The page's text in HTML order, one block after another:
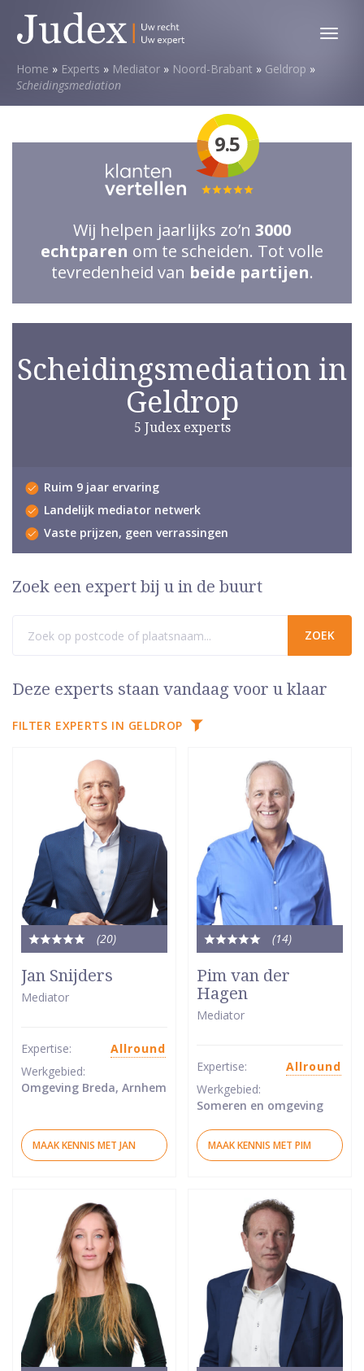
Toggle
Home » Experts » Mediator » Noord-Brabant » Geldrop »
Scheidingsmediation
9.5
Totale
waardering:
5
van
Wij helpen jaarlijks zo’n 3000
echtparen om te scheiden. Tot volle
tevredenheid van beide partijen.
Scheidingsmediation in
Geldrop
5 Judex experts
Ruim 9 jaar ervaring
Landelijk mediator netwerk
Vaste prijzen, geen verrassingen
Zoek een expert bij u in de buurt
Deze experts staan vandaag voor u klaar
FILTER EXPERTS IN GELDROP
(20)
Totale
waardering:
5
van
Jan Snijders
Mediator
Expertise:
Allround
Werkgebied:
Omgeving Breda, Arnhem
MAAK KENNIS MET JAN
(14)
Totale
waardering:
5
van
5
Pim van der
Hagen
Mediator
Expertise:
Allround
Werkgebied:
Someren en omgeving
MAAK KENNIS MET PIM